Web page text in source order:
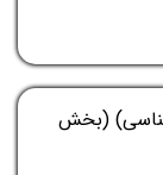
(بخش